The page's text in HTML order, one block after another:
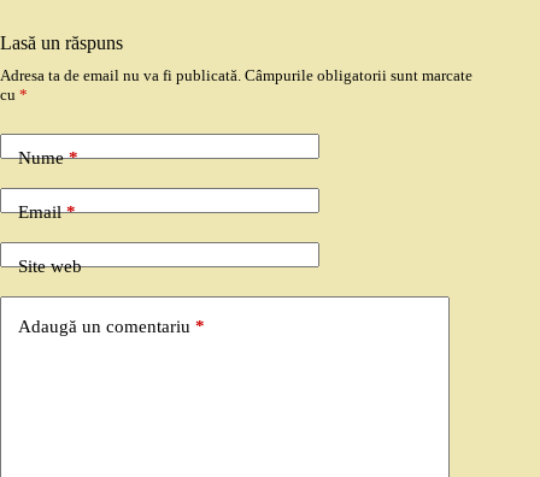
Lasă un răspuns
Adresa ta de email nu va fi publicată. Câmpurile obligatorii sunt marcate
cu *
Nume*
Email*
Site web
Adaugă un comentariu *